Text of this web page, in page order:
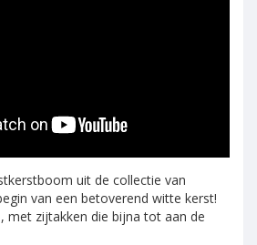
uit de collectie van
van een betoverend witte kerst!
met zijtakken die bijna tot aan de